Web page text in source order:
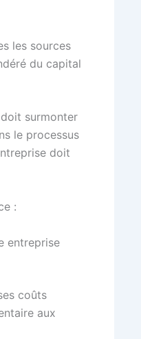
les sources
du capital
surmonter
le processus
doit
:
entreprise
coûts
aux